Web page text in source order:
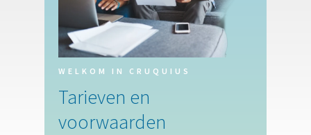
WELKOM IN CRUQUIUS
Tarieven en
voorwaarden